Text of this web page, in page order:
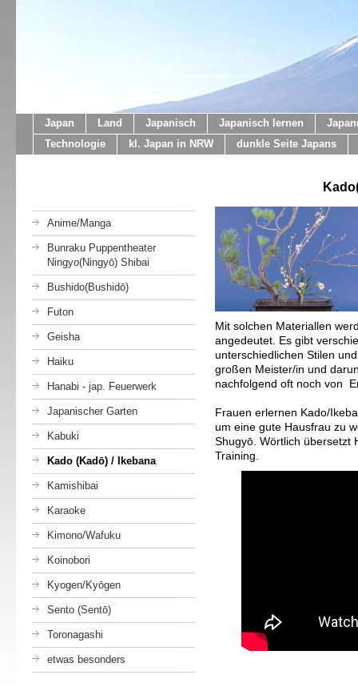
Japan Land Japanisch Japanisch lernen
Technologie
kl. Japan in NRW dunkle Seite Japans
Anime/Manga
Bunraku Puppentheater
Ningyo(Ningyō) Shibai
Bushido(Bushidō)
Futon
Geisha
Haiku
Hanabi - jap. Feuerwerk
Japanischer Garten
Kabuki
Kado (Kadō) / Ikebana
Kamishibai
Karaoke
Kimono/Wafuku
Koinobori
Kyogen/Kyōgen
Sento (Sentō)
Toronagashi
etwas besonders
Mit solchen Materiallen
angedeutet. Es gibt
unterschiedlichen Stilen
großen Meister/in und
nachfolgend oft noch von
Frauen erlernen Kado/
um eine gute Hausfrau zu
Shugyō. Wörtlich übersetzt
Training.